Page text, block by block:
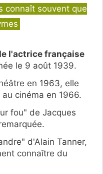
connaît souvent que
l'actrice française
le 9 août 1939.
en 1963, elle
cinéma en 1966.
fou" de Jacques
d'Alain Tanner,
connaître du